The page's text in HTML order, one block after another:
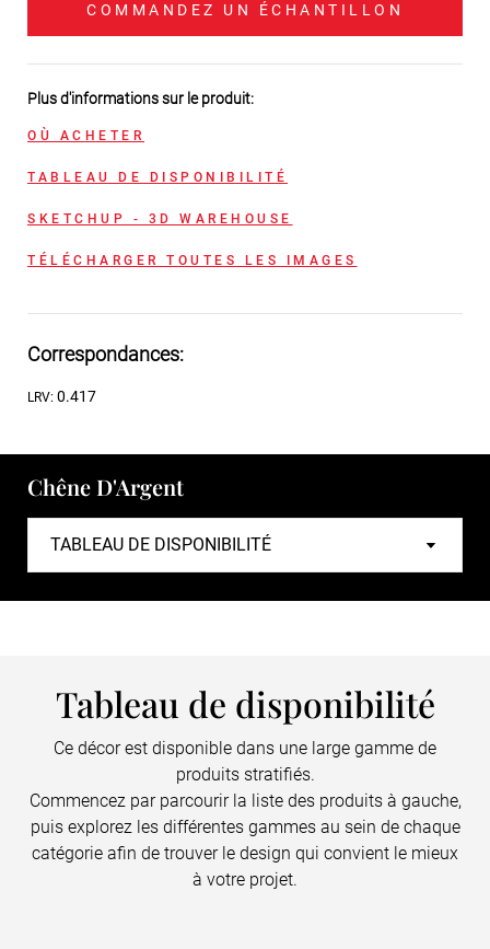
COMMANDEZ UN ÉCHANTILLON
Plus d'informations sur le produit:
OÙ ACHETER
TABLEAU DE DISPONIBILITÉ
SKETCHUP - 3D WAREHOUSE
TÉLÉCHARGER TOUTES LES IMAGES
Correspondances:
LRV: 0.417
Chêne D'Argent
Tableau de disponibilité
Ce décor est disponible dans une large gamme de
produits stratifiés.
Commencez par parcourir la liste des produits à gauche,
puis explorez les différentes gammes au sein de chaque
catégorie afin de trouver le design qui convient le mieux
à votre projet.